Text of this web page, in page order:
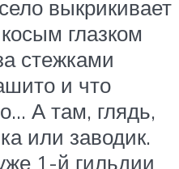
выкрикивает
глазком
стежками
и что
А там, глядь,
или заводик.
1-й гильдии